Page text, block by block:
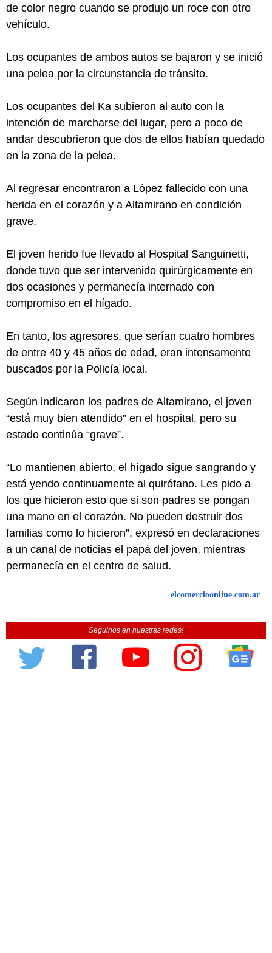
de color negro cuando se produjo un roce con otro
vehículo.
Los ocupantes de ambos autos se bajaron y se inició
una pelea por la circunstancia de tránsito.
Los ocupantes del Ka subieron al auto con la
intención de marcharse del lugar, pero a poco de
andar descubrieron que dos de ellos habían quedado
en la zona de la pelea.
Al regresar encontraron a López fallecido con una
herida en el corazón y a Altamirano en condición
grave.
El joven herido fue llevado al Hospital Sanguinetti,
donde tuvo que ser intervenido quirúrgicamente en
dos ocasiones y permanecía internado con
compromiso en el hígado.
En tanto, los agresores, que serían cuatro hombres
de entre 40 y 45 años de edad, eran intensamente
buscados por la Policía local.
Según indicaron los padres de Altamirano, el joven
“está muy bien atendido” en el hospital, pero su
estado continúa “grave”.
“Lo mantienen abierto, el hígado sigue sangrando y
está yendo continuamente al quirófano. Les pido a
los que hicieron esto que si son padres se pongan
una mano en el corazón. No pueden destruir dos
familias como lo hicieron”, expresó en declaraciones
a un canal de noticias el papá del joven, mientras
permanecía en el centro de salud.
elcomercioonline.com.ar
Seguinos en nuestras redes!